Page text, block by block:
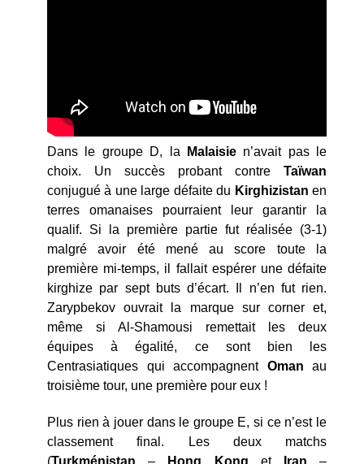
Dans le groupe D, la Malaisien’avait pas le
choix. Un succès probant contre Taïwan
conjugué à une large défaite du Kirghizistan en
terres omanaises pourraient leur garantir la
qualif. Si la première partie fut réalisée (3-1)
malgré avoir été mené au score toute la
première mi-temps, il fallait espérer une défaite
kirghize par sept buts d’écart. Il n’en fut rien.
Zarypbekov ouvrait la marque sur corner et,
même si Al-Shamousi remettait les deux
équipes à égalité, ce sont bien les
Centrasiatiques qui accompagnent Oman au
troisième tour, une première pour eux !
Plus rien à jouer dans le groupe E, si ce n’est le
classement final. Les deux matchs
(Turkménistan – Hong Kong et Iran –